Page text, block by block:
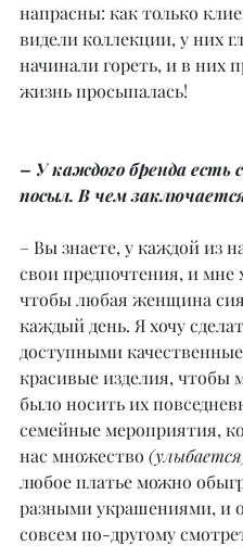
напрасны: как только
видели коллекции, у них
начинали гореть, и в них
жизнь просыпалась!
– У каждого бренда есть
посыл. В чем
– Вы знаете, у каждой из
свои предпочтения, и мне
чтобы любая женщина
каждый день. Я хочу
доступными качественные
красивые изделия, чтобы
было носить их
семейные мероприятия,
нас множество
любое платье можно
разными украшениями, и
совсем по-другому